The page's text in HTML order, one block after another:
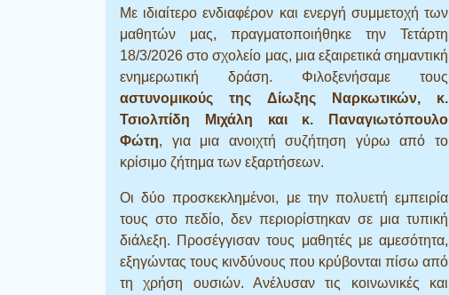
Με ιδιαίτερο ενδιαφέρον και ενεργή συμμετοχή των
μαθητών μας, πραγματοποιήθηκε την Τετάρτη
18/3/2026 στο σχολείο μας, μια εξαιρετικά σημαντική
ενημερωτική δράση. Φιλοξενήσαμε τους
αστυνομικούς της
Δίωξης Ναρκωτικών, κ.
Τσιολπίδη Μιχάλη και κ. Παναγιωτόπουλο
Φώτη, για μια ανοιχτή συζήτηση γύρω από το
κρίσιμο ζήτημα των εξαρτήσεων.
Οι δύο προσκεκλημένοι, με την πολυετή εμπειρία
τους στο πεδίο, δεν περιορίστηκαν σε μια τυπική
διάλεξη. Προσέγγισαν τους μαθητές με αμεσότητα,
εξηγώντας τους κινδύνους που κρύβονται πίσω από
τη χρήση ουσιών. Ανέλυσαν τις κοινωνικές και